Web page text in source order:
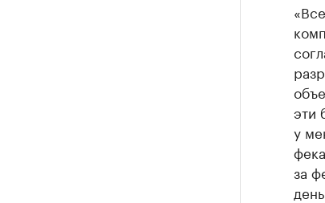
эти
у
за